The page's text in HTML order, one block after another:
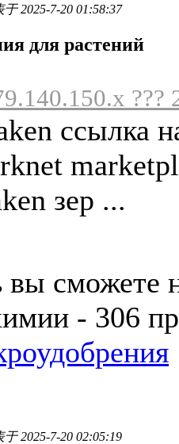
于 2025-7-20 01:58:37
для растений
???
ссылка
зер ...
вы сможете
- 306
于 2025-7-20 02:05:19